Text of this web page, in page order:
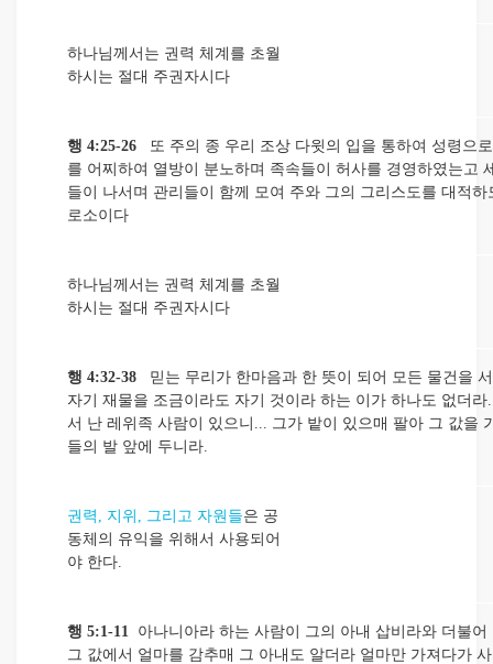
하나님께서는 권력 체계를 초월
하시는 절대 주권자시다
행 4:25-26 또 주의 종 우리 조상 다윗의 입을 통하여 성령으
를 어찌하여 열방이 분노하며 족속들이 허사를 경영하였는고
들이 나서며 관리들이 함께 모여 주와 그의 그리스도를 대적하
로소이다
하나님께서는 권력 체계를 초월
하시는 절대 주권자시다
행 4:32-38 믿는 무리가 한마음과 한 뜻이 되어 모든 물건을
자기 재물을 조금이라도 자기 것이라 하는 이가 하나도 없더라
서 난 레위족 사람이 있으니... 그가 밭이 있으매 팔아 그 값을
들의 발 앞에 두니라.
권력, 지위, 그리고 자원들은 공
동체의 유익을 위해서 사용되어
야 한다.
행 5:1-11 아나니아라 하는 사람이 그의 아내 삽비라와 더불어
그 값에서 얼마를 감추매 그 아내도 알더라 얼마만 가져다가